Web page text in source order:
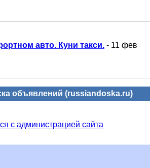
авто. Куни такси. - 11 фев
объявлений (russiandoska.ru)
с администрацией сайта